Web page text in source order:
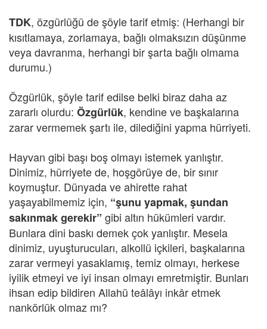
TDK, özgürlüğü de şöyle tarif etmiş: (Herhangi bir
kısıtlamaya, zorlamaya, bağlı olmaksızın düşünme
veya davranma, herhangi bir şarta bağlı olmama
durumu.)
Özgürlük, şöyle tarif edilse belki biraz daha az
zararlı olurdu: Özgürlük, kendine ve başkalarına
zarar vermemek şartı ile, dilediğini yapma hürriyeti.
Hayvan gibi başı boş olmayı istemek yanlıştır.
Dinimiz, hürriyete de, hoşgörüye de, bir sınır
koymuştur. Dünyada ve ahirette rahat
yaşayabilmemiz için, “şunu yapmak, şundan
sakınmak gerekir” gibi altın hükümleri vardır.
Bunlara dini baskı demek çok yanlıştır. Mesela
dinimiz, uyuşturucuları, alkollü içkileri, başkalarına
zarar vermeyi yasaklamış, temiz olmayı, herkese
iyilik etmeyi ve iyi insan olmayı emretmiştir. Bunları
ihsan edip bildiren Allahü teâlâyı inkâr etmek
nankörlük olmaz mı?